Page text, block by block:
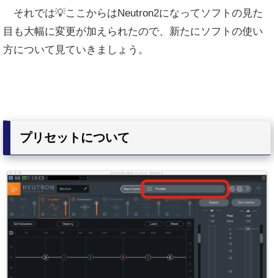
それでは💡ここからはNeutron2になってソフトの見た
目も大幅に変更が加えられたので、新たにソフトの使い
方について見ていきましょう。
プリセットについて